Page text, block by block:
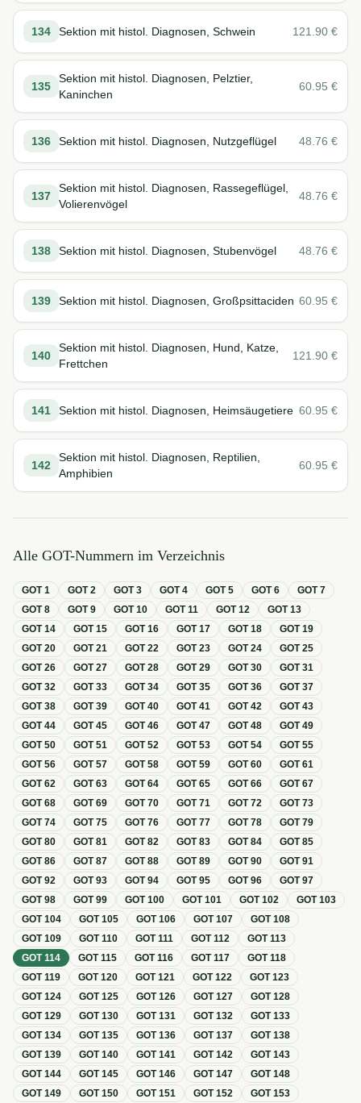
134 Sektion mit histol. Diagnosen, Schwein 121.90 €
135
Sektion mit histol. Diagnosen, Pelztier,
Kaninchen
60.95 €
136 Sektion mit histol. Diagnosen, Nutzgeflügel 48.76 €
137
Sektion mit histol. Diagnosen, Rassegeflügel,
Volierenvögel
48.76 €
138 Sektion mit histol. Diagnosen, Stubenvögel 48.76 €
139 Sektion mit histol. Diagnosen, Großpsittaciden 60.95 €
140
Sektion mit histol. Diagnosen, Hund, Katze,
Frettchen
121.90 €
141 Sektion mit histol. Diagnosen, Heimsäugetiere 60.95 €
142
Sektion mit histol. Diagnosen, Reptilien,
Amphibien
60.95 €
Alle GOT-Nummern im Verzeichnis
GOT1 GOT2 GOT3 GOT4 GOT5 GOT6 GOT7
GOT8 GOT9 GOT10 GOT11 GOT12 GOT13
GOT14 GOT15 GOT16 GOT17 GOT18 GOT19
GOT20 GOT21 GOT22 GOT23 GOT24 GOT25
GOT26 GOT27 GOT28 GOT29 GOT30 GOT31
GOT32 GOT33 GOT34 GOT35 GOT36 GOT37
GOT38 GOT39 GOT40 GOT41 GOT42 GOT43
GOT44 GOT45 GOT46 GOT47 GOT48 GOT49
GOT50 GOT51 GOT52 GOT53 GOT54 GOT55
GOT56 GOT57 GOT58 GOT59 GOT60 GOT61
GOT62 GOT63 GOT64 GOT65 GOT66 GOT67
GOT68 GOT69 GOT70 GOT71 GOT72 GOT73
GOT74 GOT75 GOT76 GOT77 GOT78 GOT79
GOT80 GOT81 GOT82 GOT83 GOT84 GOT85
GOT86 GOT87 GOT88 GOT89 GOT90 GOT91
GOT92 GOT93 GOT94 GOT95 GOT96 GOT97
GOT98 GOT99 GOT100 GOT101 GOT102 GOT103
GOT104 GOT105 GOT106 GOT107 GOT108
GOT109 GOT110 GOT111 GOT112 GOT113
GOT114 GOT115 GOT116 GOT117 GOT118
GOT119 GOT120 GOT121 GOT122 GOT123
GOT124 GOT125 GOT126 GOT127 GOT128
GOT129 GOT130 GOT131 GOT132 GOT133
GOT134 GOT135 GOT136 GOT137 GOT138
GOT139 GOT140 GOT141 GOT142 GOT143
GOT144 GOT145 GOT146 GOT147 GOT148
GOT149 GOT150 GOT151 GOT152 GOT153